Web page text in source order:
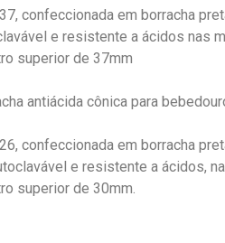
confeccionada em borracha
e resistente a ácidos nas
superior de 37mm
antiácida cônica para
confeccionada em borracha
e resistente a ácidos,
superior de 30mm.